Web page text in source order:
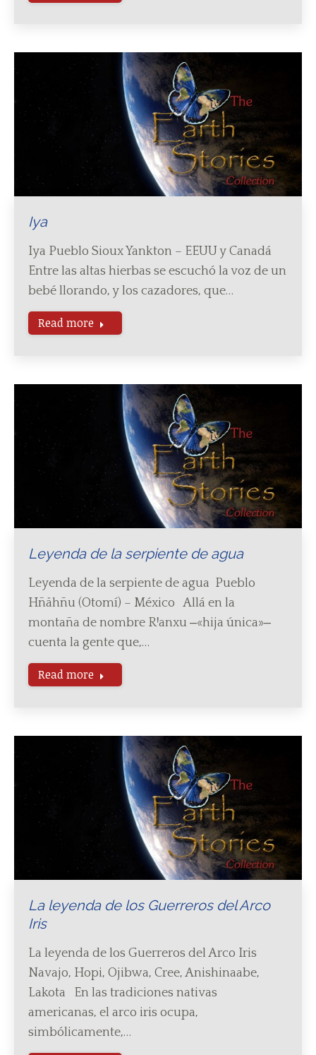
Iya
Iya Pueblo Sioux Yankton – EEUU y Canadá
Entre las altas hierbas se escuchó la voz de un
bebé llorando, y los cazadores, que…
Read more
Leyenda de la serpiente de agua
Leyenda de la serpiente de agua Pueblo
Hñähñu (Otomí) – México Allá en la
montaña de nombre RꞋanxu ‒«hija única»‒
cuenta la gente que,…
Read more
La leyenda de los Guerreros del Arco
Iris
La leyenda de los Guerreros del Arco Iris
Navajo, Hopi, Ojibwa, Cree, Anishinaabe,
Lakota En las tradiciones nativas
americanas, el arco iris ocupa,
simbólicamente,…